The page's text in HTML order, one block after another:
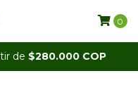
de $280.000 COP
0